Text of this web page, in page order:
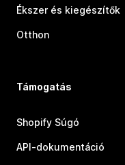
Ékszer és kiegészítők
Otthon
Támogatás
Shopify Súgó
API-dokumentáció